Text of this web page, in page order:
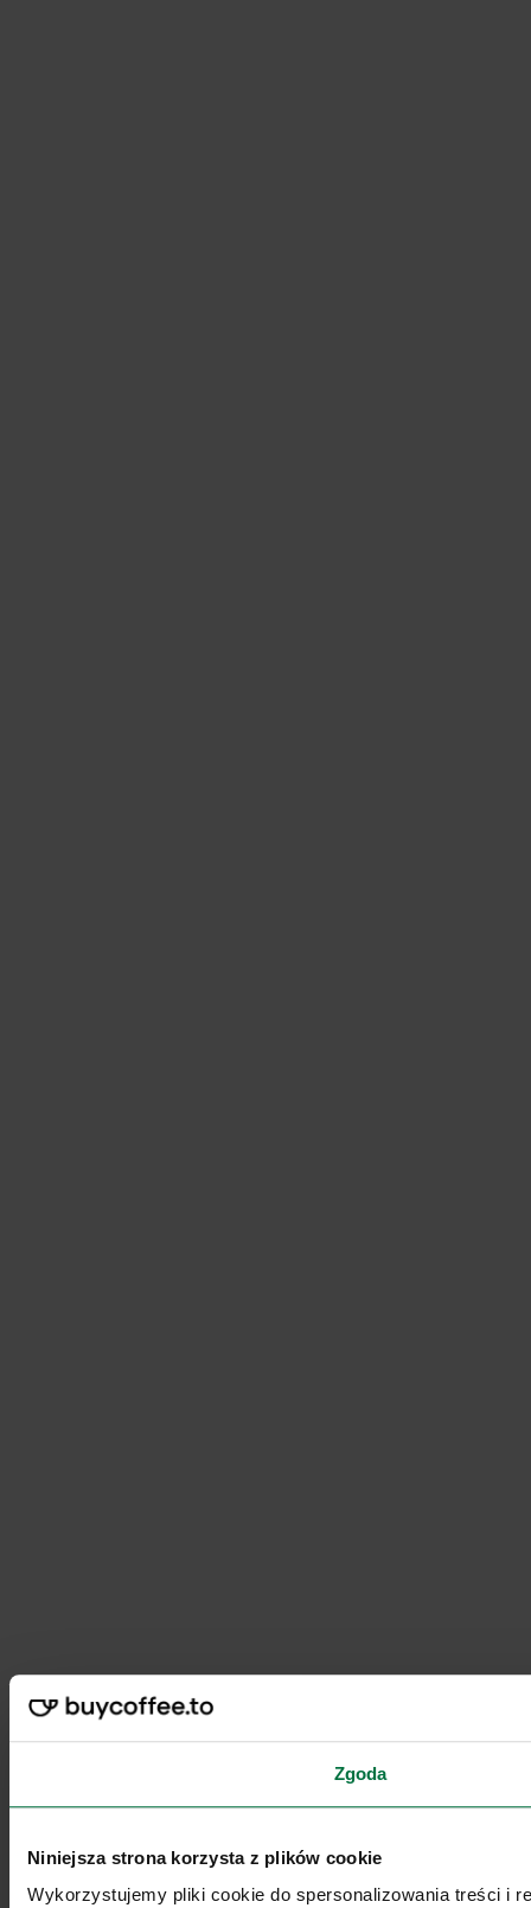
Zgoda
Niniejsza strona korzysta z plików cookie
Wykorzystujemy pliki cookie do spersonalizowania treści i